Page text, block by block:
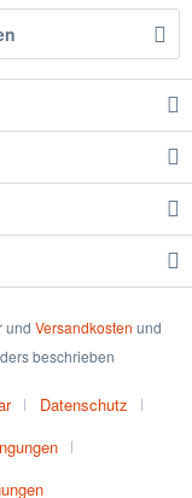
und Versandkosten und
beschrieben
Datenschutz